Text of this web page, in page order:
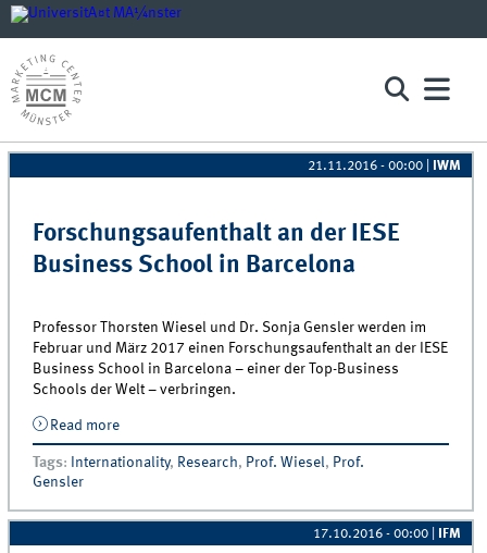
21.11.2016 - 00:00 IWM
Forschungsaufenthalt an der IESE
Business School in Barcelona
Professor Thorsten Wiesel und Dr. Sonja Gensler werden im
Februar und März 2017 einen Forschungsaufenthalt an der IESE
Business School in Barcelona – einer der Top-Business
Schools der Welt – verbringen.
Read moreabout Forschungsaufenthalt an der IESE Business
School in Barcelona
Tags: Internationality, Research, Prof. Wiesel, Prof.
Gensler
17.10.2016 - 00:00 IFM
Pages